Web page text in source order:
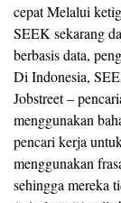
cepat Melalui
SEEK sekarang
berbasis data,
Di Indonesia,
Jobstreet –
menggunakan
pencari kerja
menggunakan
sehingga mereka